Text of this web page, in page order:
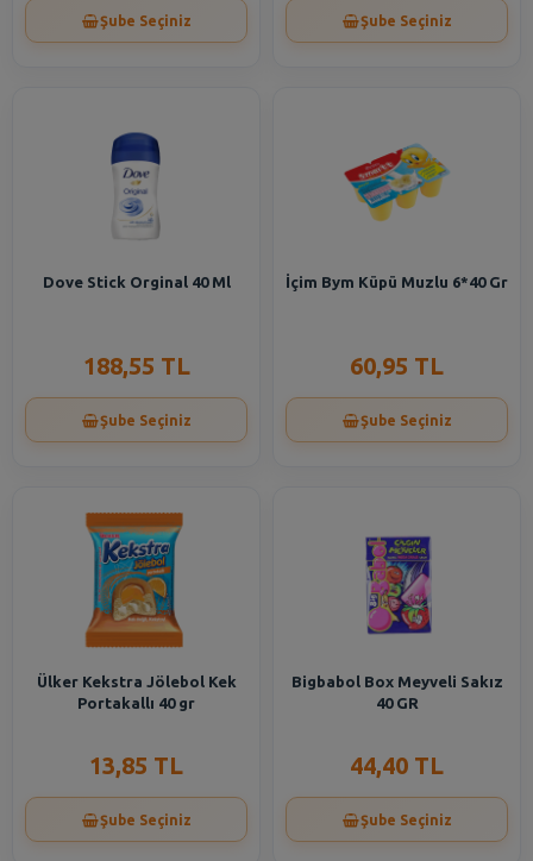
Şube Seçiniz Şube Seçiniz
Dove Stick Orginal 40 Ml
188,55 TL
Şube Seçiniz
İçim Bym Küpü Muzlu 6*40 Gr
60,95 TL
Şube Seçiniz
Ülker Kekstra Jölebol Kek
Portakallı 40 gr
13,85 TL
Şube Seçiniz
Bigbabol Box Meyveli Sakız
40 GR
44,40 TL
Şube Seçiniz